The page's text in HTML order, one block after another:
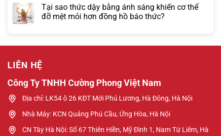
Tại sao thức dậy bằng ánh sáng khiến cơ thể
đỡ mệt mỏi hơn đồng hồ báo thức?
LIÊN HỆ
Công Ty TNHH Cường Phong Việt Nam
Địa chỉ: LK54 ô 26 KĐT Mới Phú Lương, Hà Đông, Hà Nội
Nhà Máy: KCN Quảng Phú Cầu, Ứng Hòa, Hà Nội
CN Tây Hà Nội: Số 67 Thiên Hiền, Mỹ Đình 1, Nam Từ Liêm, Hà